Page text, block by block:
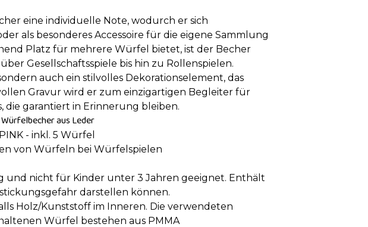
eine individuelle Note, wodurch er sich
als besonderes Accessoire für die eigene Sammlung
Platz für mehrere Würfel bietet, ist der Becher
Gesellschaftsspiele bis hin zu Rollenspielen.
auch ein stilvolles Dekorationselement, das
Gravur wird er zum einzigartigen Begleiter für
die garantiert in Erinnerung bleiben.
aus Leder
- inkl. 5 Würfel
von Würfeln bei Würfelspielen
und nicht für Kinder unter 3 Jahren geeignet. Enthält
darstellen können.
Holz/Kunststoff im Inneren. Die verwendeten
Würfel bestehen aus PMMA